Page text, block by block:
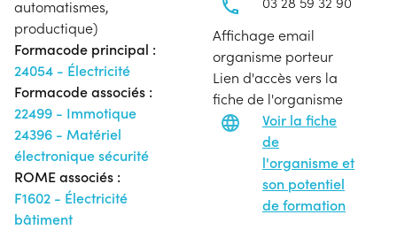
automatismes,
productique)
Formacode principal :
24054 - Électricité
Formacode associés :
22499 - Immotique
24396 - Matériel
électronique sécurité
ROME associés :
F1602 - Électricité
bâtiment
Affichage email
organisme porteur
Lien d'accès vers la
fiche de l'organisme
Voir la fiche
de
l'organisme et
son potentiel
de formation